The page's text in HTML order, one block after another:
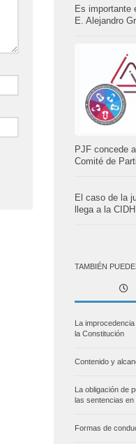
Es importante
E. Alejandro
PJF concede
Comité de
El caso de la
llega a la CIDH
TAMBIÉN
La
la Constitución
Contenido y
La obligación de
las sentencias
Formas de